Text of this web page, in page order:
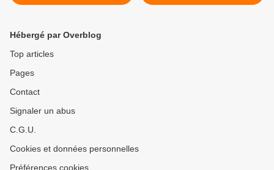
Hébergé par Overblog
Top articles
Pages
Contact
Signaler un abus
C.G.U.
Cookies et données personnelles
Préférences cookies